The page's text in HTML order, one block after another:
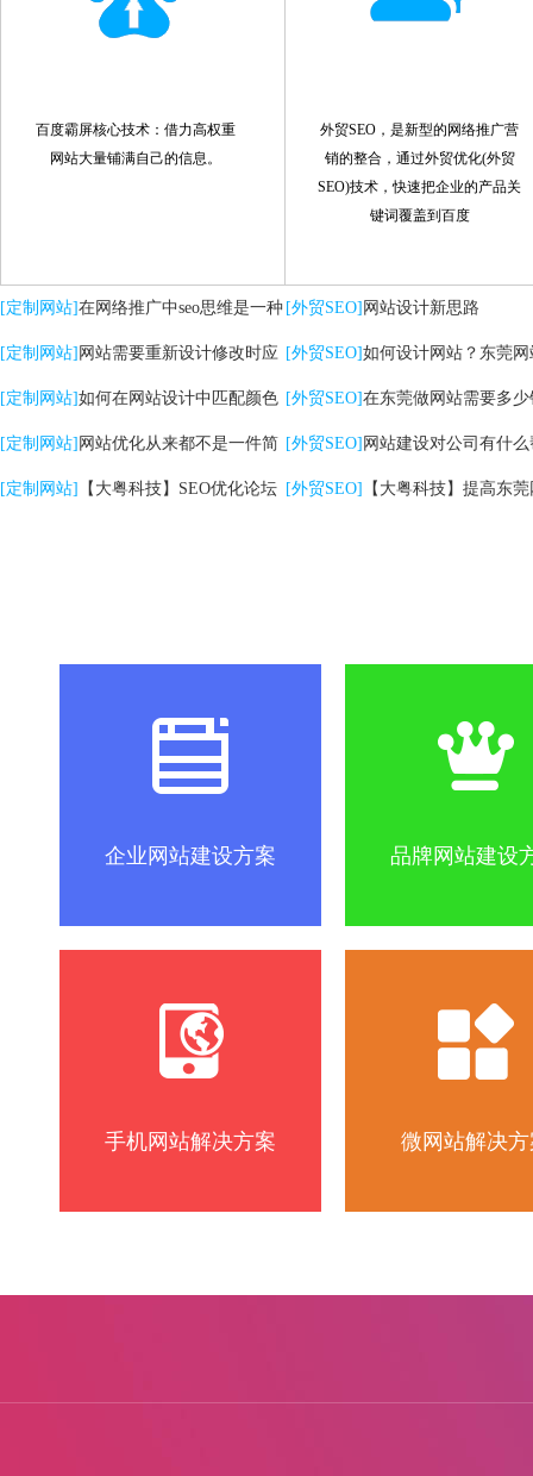
百度霸屏核心技术：借力高权重
网站大量铺满自己的信息。
外贸SEO，是新型的网络推广营
销的整合，通过外贸优化(外贸
SEO)技术，快速把企业的产品关
键词覆盖到百度
[定制网站]在网络推广中seo思维是一种
策略
[定制网站] 网站需要重新设计修改时应
注意哪些问题
[定制网站]如何在网站设计中匹配颜色
[定制网站] 网站优化从来都不是一件简
单的事情
[定制网站] 【大粤科技】SEO优化论坛
[外贸SEO] 网站设计新思路
[外贸SEO]如何设计网站？东莞网
计的核心是什么？
[外贸SEO]在东莞做网站需要多少
[外贸SEO] 网站建设对公司有什么
助？
[外贸SEO] 【大粤科技】提高东
企业网站建设方案 品牌网站建设
手机网站解决方案 微网站解决